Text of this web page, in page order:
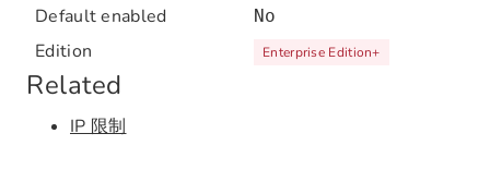
Default enabled No
Edition Enterprise Edition+
Related
IP 限制